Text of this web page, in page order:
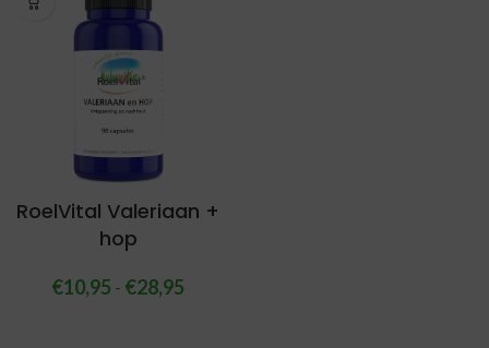
RoelVital Valeriaan +
hop
€10,95 - €28,95